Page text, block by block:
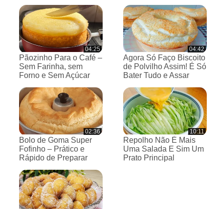
04:25
Pãozinho Para o Café –
Sem Farinha, sem
Forno e Sem Açúcar
04:42
Agora Só Faço Biscoito
de Polvilho Assim! É Só
Bater Tudo e Assar
02:36
Bolo de Goma Super
Fofinho – Prático e
Rápido de Preparar
10:11
Repolho Não É Mais
Uma Salada E Sim Um
Prato Principal